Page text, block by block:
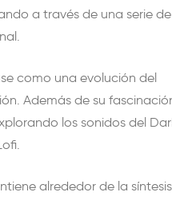
a través de una serie de
como una evolución del
Además de su
los sonidos del
alrededor de la síntesis